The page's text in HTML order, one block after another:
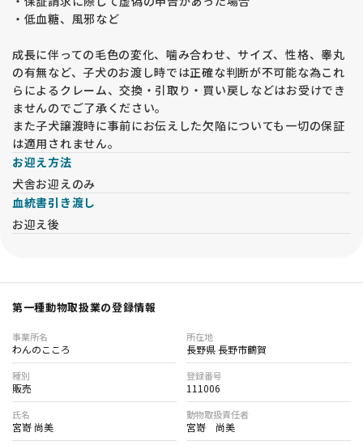
・低血糖、風邪など
成長に伴っての毛色の変化、噛み合わせ、サイズ、性格、睾丸
の有無など、子犬のお渡し時では正確な判断が不可能な為これ
らによるクレーム、交換・引取り・買い戻しなどはお受けでき
ませんのでご了承ください。
また子犬譲渡時に事前にお伝えした欠陥についても一切の保証
は適用されません。
お迎え方法
犬舎お迎えのみ
血統書引き渡し
お迎え後
第一種動物取扱業の登録情報
事業所名
わんのこころ
所在地
長野県 長野市鶴賀
種別
販売
登録番号
111006
氏名
宮嵜 尚美
動物取扱責任者
宮嵜 尚美